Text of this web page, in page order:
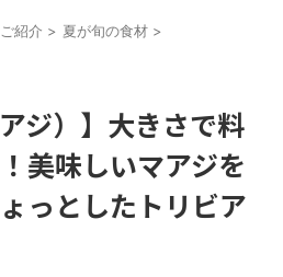
紹介 > 夏が旬の食材 >
ジ）】大きさで料
美味しいマアジを
っとしたトリビア